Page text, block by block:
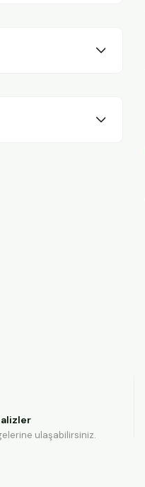
ulaşabilirsiniz.